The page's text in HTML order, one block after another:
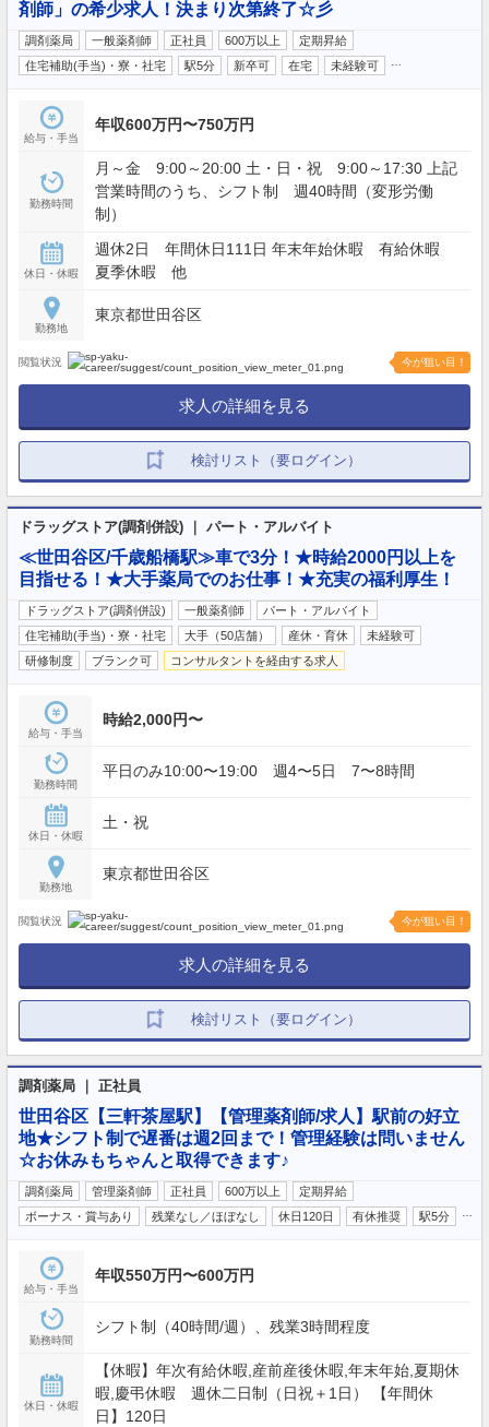
剤師」の希少求人！決まり次第終了☆彡
調剤薬局 一般薬剤師 正社員 600万以上
定期昇給
住宅補助(手当)・寮・社宅
駅5分 新卒可 在宅 未経験可
給与・手当
年収600万円〜750万円
勤務時間
月～金 9:00～20:00 土・日・祝 9:00～17:30 上記
営業時間のうち、シフト制 週40時間（変形労働
制）
休日・休暇
週休2日 年間休日111日 年末年始休暇 有給休暇
夏季休暇 他
勤務地
東京都世田谷区
閲覧状況 今が狙い目！
求人の詳細を見る
検討リスト（要ログイン）
ドラッグストア(調剤併設) ｜ パート・アルバイト
≪世田谷区/千歳船橋駅≫車で3分！★時給2000円以上を
目指せる！★大手薬局でのお仕事！★充実の福利厚生！
ドラッグストア(調剤併設) 一般薬剤師
パート・アルバイト
住宅補助(手当)・寮・社宅
大手（50店舗） 産休・育休
未経験可
研修制度
ブランク可 コンサルタントを経由する求人
給与・手当
時給2,000円〜
勤務時間
平日のみ10:00〜19:00 週4〜5日 7〜8時間
休日・休暇
土・祝
勤務地
東京都世田谷区
閲覧状況 今が狙い目！
求人の詳細を見る
検討リスト（要ログイン）
調剤薬局 ｜ 正社員
世田谷区【三軒茶屋駅】【管理薬剤師/求人】駅前の好立
地★シフト制で遅番は週2回まで！管理経験は問いません
☆お休みもちゃんと取得できます♪
調剤薬局 管理薬剤師 正社員 600万以上
定期昇給
ボーナス・賞与あり
残業なし／ほぼなし 休日120日 有休推奨 駅5分
給与・手当
年収550万円〜600万円
勤務時間
シフト制（40時間/週）、残業3時間程度
休日・休暇
【休暇】年次有給休暇,産前産後休暇,年末年始,夏期休
暇,慶弔休暇 週休二日制（日祝＋1日） 【年間休
日】120日